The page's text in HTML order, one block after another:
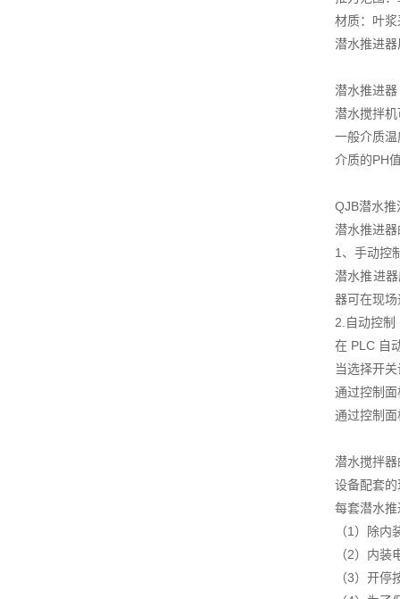
材质：叶
潜水推进
潜水推进
潜水搅拌
一般介质
介质的PH
QJB潜水
潜水推进
1、手动控
潜水推进
器可在现
2.自动控制
在 PLC 自
当选择开
通过控制
通过控制
潜水搅拌
设备配套
每套潜水
（1）除
（2）内
（3）开